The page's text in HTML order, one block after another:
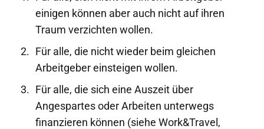
einigen können aber auch nicht auf ihren
Traum verzichten wollen.
Für alle, die nicht wieder beim gleichen
Arbeitgeber einsteigen wollen.
Für alle, die sich eine Auszeit über
Angespartes oder Arbeiten unterwegs
finanzieren können (siehe Work&Travel,